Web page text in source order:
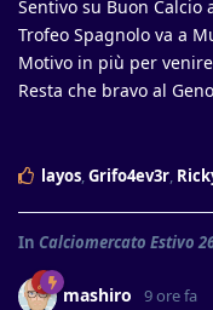
Sentivo su Buon
Trofeo Spagnolo va a
Motivo in più per
Resta che bravo al
layos,Grifo4ev3r,
In Calciomercato Estivo
mashiro 9 ore fa